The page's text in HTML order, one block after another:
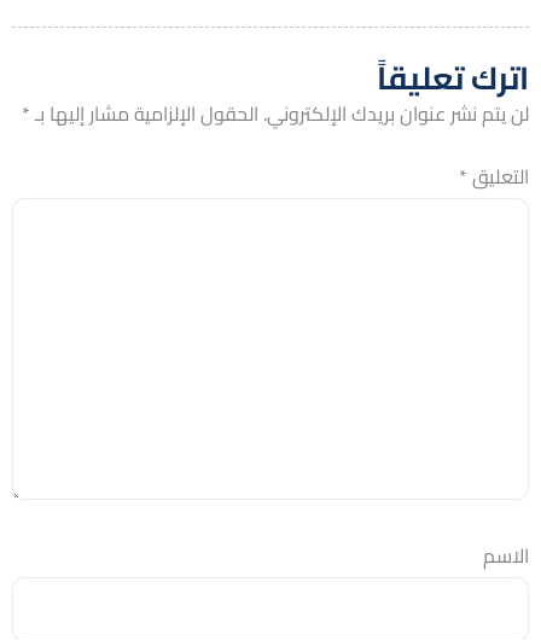
اترك تعليقاً
لن يتم نشر عنوان بريدك الإلكتروني. الحقول الإلزامية مشار إليها بـ*
التعليق*
الاسم